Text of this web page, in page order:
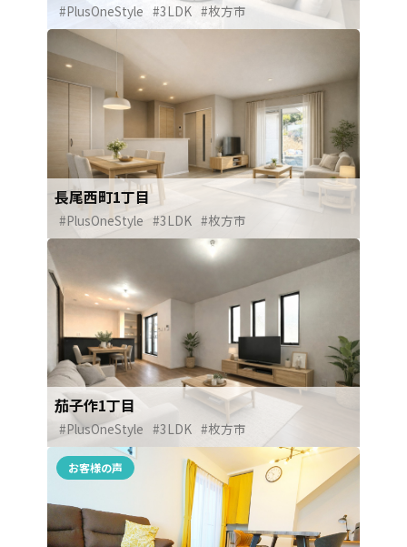
#PlusOneStyle #3LDK #枚方市
長尾西町1丁目
#PlusOneStyle #3LDK #枚方市
茄子作1丁目
#PlusOneStyle #3LDK #枚方市
お客様の声